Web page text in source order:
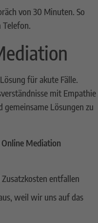
von 30 Minuten. So
Telefon.
für akute Fälle.
mit Empathie
Lösungen zu
Mediation
entfallen
weil wir uns auf das